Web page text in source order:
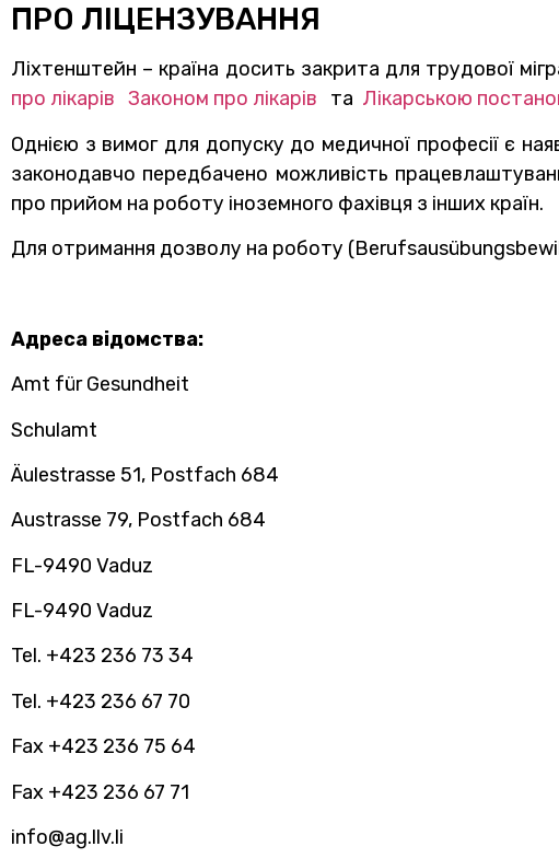
ПРО ЛІЦЕНЗУВАННЯ
Ліхтенштейн – країна досить закрита для трудової
про лікарів Законом про лікарів та Лікарською
Однією з вимог для допуску до медичної професії є
законодавчо передбачено можливість
про прийом на роботу іноземного фахівця з інших країн.
Для отримання дозволу на роботу
Адреса відомства:
Amt für Gesundheit
Schulamt
Äulestrasse 51, Postfach 684
Austrasse 79, Postfach 684
FL-9490 Vaduz
FL-9490 Vaduz
Tel. +423 236 73 34
Tel. +423 236 67 70
Fax +423 236 75 64
Fax +423 236 67 71
info@ag.llv.li